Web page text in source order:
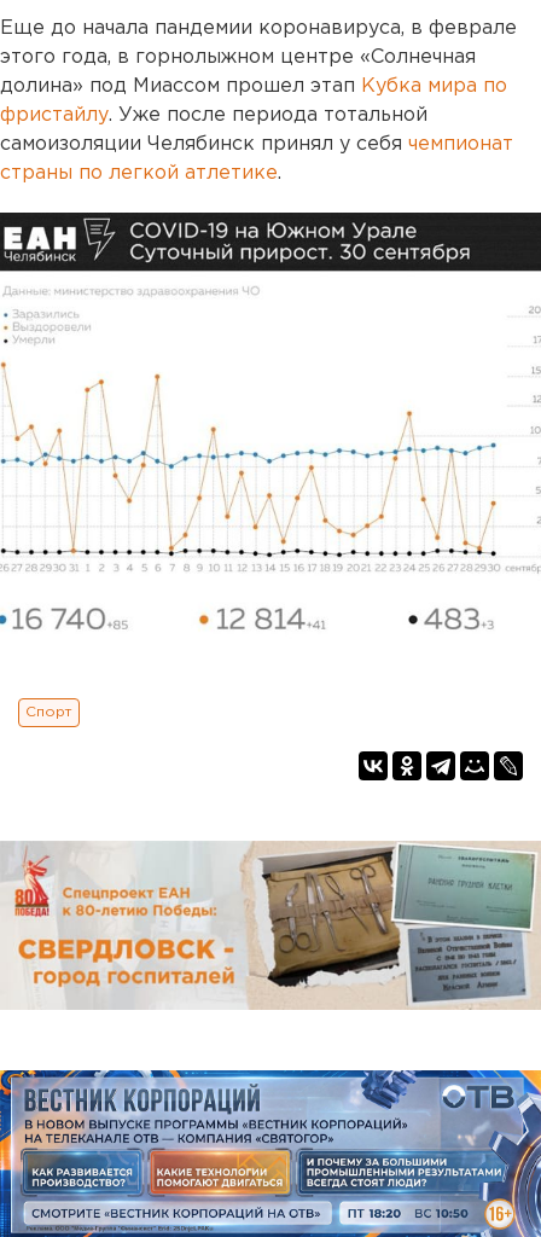
Еще до начала пандемии коронавируса, в феврале
этого года, в горнолыжном центре «Солнечная
долина» под Миассом прошел этап Кубка мира по
фристайлу. Уже после периода тотальной
самоизоляции Челябинск принял у себя чемпионат
страны по легкой атлетике.
Спорт